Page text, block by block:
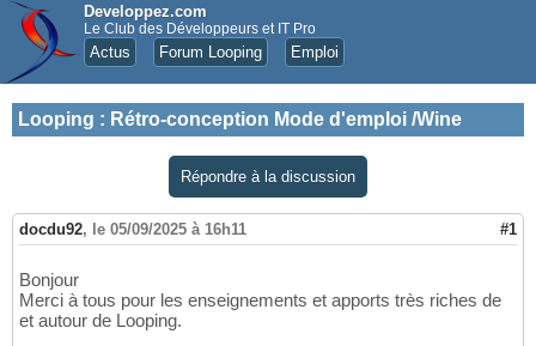
Developpez.com
Le Club des Développeurs et IT Pro
Actus Forum Looping Emploi
Looping : Rétro-conception Mode d'emploi /Wine
Répondre à la discussion
docdu92, le 05/09/2025 à 16h11 #1
Bonjour
Merci à tous pour les enseignements et apports très riches de
et autour de Looping.